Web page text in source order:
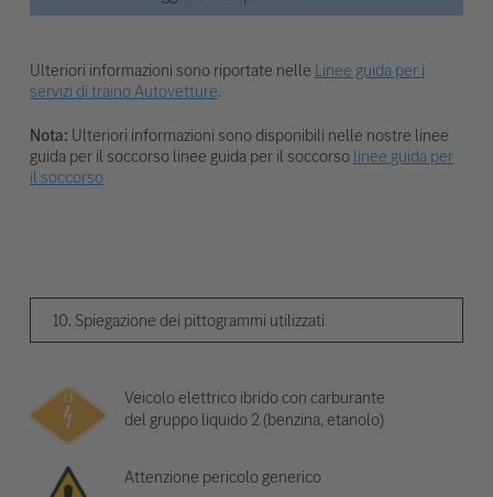
Ulteriori informazioni sono riportate nelle Linee guida per i
servizi di traino Autovetture.
Nota: Ulteriori informazioni sono disponibili nelle nostre linee
guida per il soccorso linee guida per il soccorsolinee guida per
il soccorso
10. Spiegazione dei pittogrammi utilizzati
Veicolo elettrico ibrido con carburante
del gruppo liquido 2 (benzina, etanolo)
Attenzione pericolo generico